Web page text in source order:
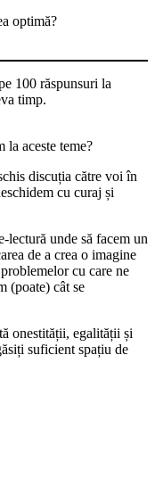
optimă?
100 răspunsuri la
timp.
la aceste teme?
discuția către voi în
cu curaj și
lectură unde să facem un
de a crea o imagine
cu care ne
(poate) cât se
onestității, egalității și
suficient spațiu de